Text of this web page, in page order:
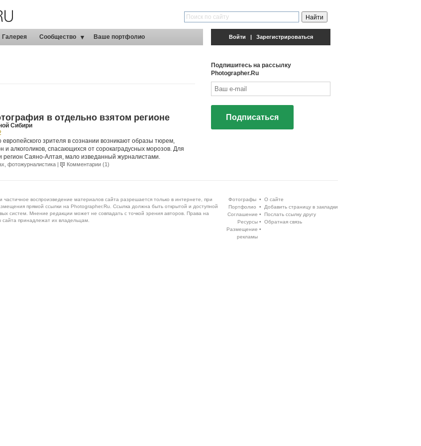
Галерея Сообщество Ваше портфолио
в отдельно взятом регионе
Сибири
зрителя в сознании возникают образы тюрем,
алкоголиков, спасающихся от сорокаградусных морозов. Для
Саяно-Алтая, мало изведанный журналистами.
фотожурналистика | Комментарии (1)
Войти | Зарегистрироваться
Подпишитесь на рассылку
Photographer.Ru
Подписаться
частичное воспроизведение материалов сайта разрешается только в интернете, при
прямой ссылки на Photographer.Ru. Ссылка должна быть открытой и доступной
систем. Мнение редакции может не совпадать с точкой зрения авторов. Права на
принадлежат их владельцам.
Фотографы
Портфолио
Соглашение
Ресурсы
Размещение
рекламы
• О сайте
• Добавить страницу в закладки
• Послать ссылку другу
• Обратная связь
•